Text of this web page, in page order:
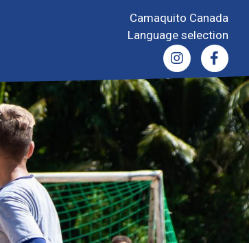
Camaquito Canada
Language selection